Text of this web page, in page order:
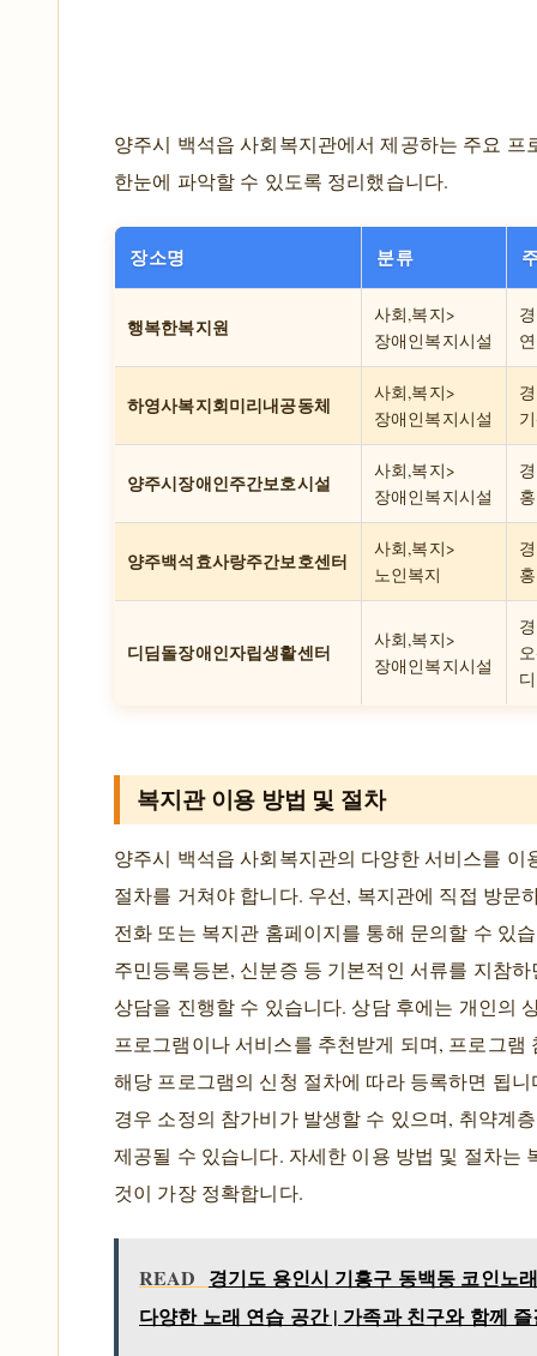
양주시 백석읍 사회복지관에서 제공하는 주요 프
한눈에 파악할 수 있도록 정리했습니다.
장소명 분류
행복한복지원
사회,복지>
장애인복지시설
하영사복지회미리내공동체
사회,복지>
장애인복지시설
양주시장애인주간보호시설
사회,복지>
장애인복지시설
양주백석효사랑주간보호센터
사회,복지>
노인복지
디딤돌장애인자립생활센터
사회,복지>
장애인복지시설
복지관 이용 방법 및 절차
양주시 백석읍 사회복지관의 다양한 서비스를 이
절차를 거쳐야 합니다. 우선, 복지관에 직접 방문
전화 또는 복지관 홈페이지를 통해 문의할 수 있
주민등록등본, 신분증 등 기본적인 서류를 지참
상담을 진행할 수 있습니다. 상담 후에는 개인의
프로그램이나 서비스를 추천받게 되며, 프로그램
해당 프로그램의 신청 절차에 따라 등록하면 됩
경우 소정의 참가비가 발생할 수 있으며, 취약계
제공될 수 있습니다. 자세한 이용 방법 및 절차는
것이 가장 정확합니다.
READ 경기도 용인시 기흥구 동백동 코인노
다양한 노래 연습 공간 | 가족과 친구와 함께